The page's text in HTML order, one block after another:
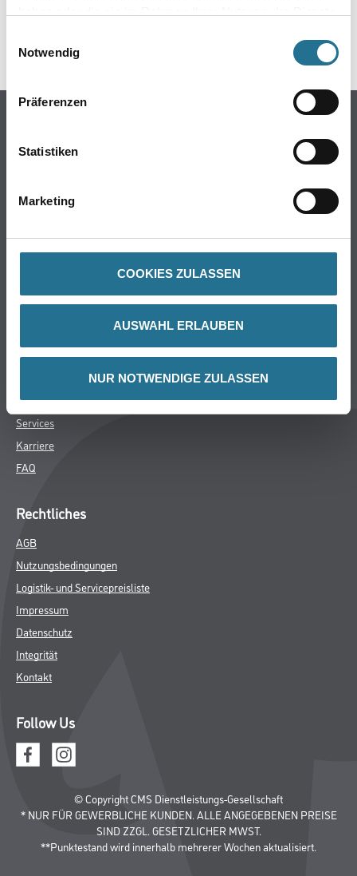
Notwendig
Präferenzen
Statistiken
Marketing
COOKIES ZULASSEN
AUSWAHL ERLAUBEN
NUR NOTWENDIGE ZULASSEN
SPEZIFIKATIONEN
Farbe
Putze- und Spachtelmassen
Bodenbeläge
Wand- & Deckenbeläge
Werkzeug & Maschinen
Verbrauchsmaterialien
CMS Gruppe Company
Aktuelles
Services
Karriere
FAQ
Rechtliches
AGB
Nutzungsbedingungen
Logistik- und Servicepreisliste
Impressum
Datenschutz
Integrität
Kontakt
Follow Us
© Copyright CMS Dienstleistungs-Gesellschaft
* NUR FÜR GEWERBLICHE KUNDEN. ALLE ANGEGEBENEN PREISE
SIND ZZGL. GESETZLICHER MWST.
**Punktestand wird innerhalb mehrerer Wochen aktualisiert.